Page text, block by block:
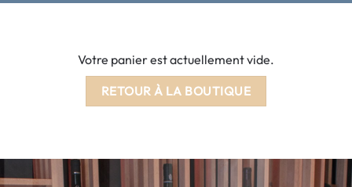
Votre panier est actuellement vide.
RETOUR À LA BOUTIQUE